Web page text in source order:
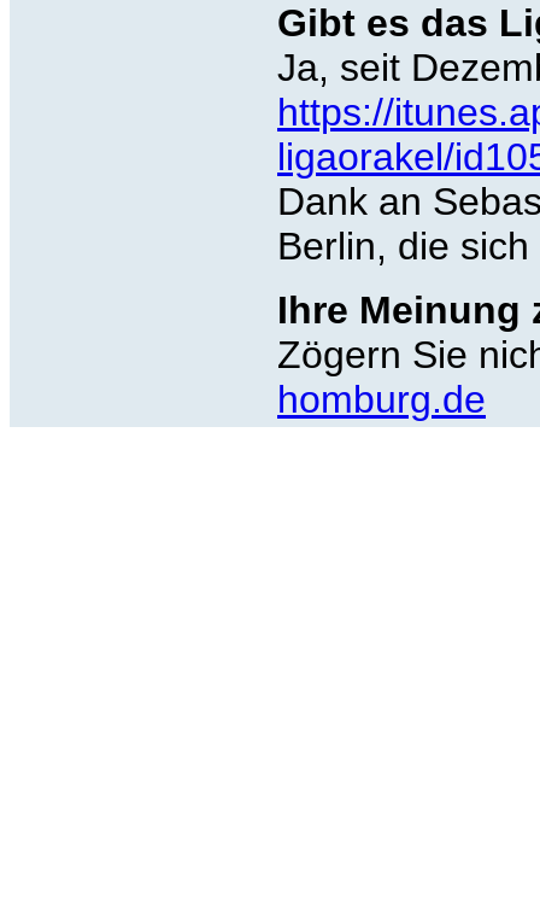
Gibt es das
Ja, seit
https://
ligaorakel/
Dank an
Berlin, die
Ihre Meinung
Zögern Sie
homburg.de